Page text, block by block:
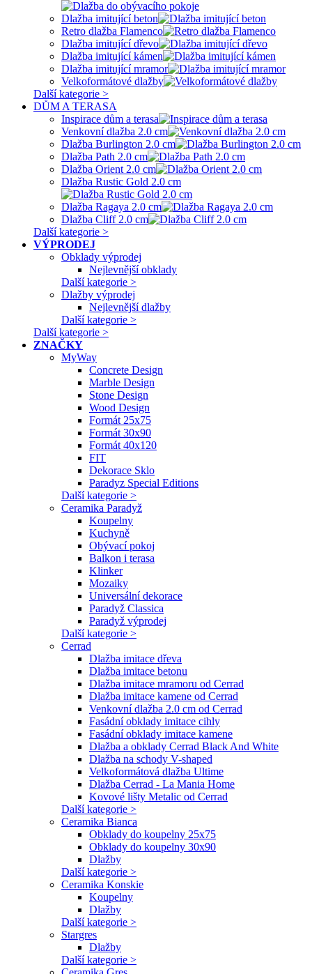
Dlažba imitující beton
Retro dlažba Flamenco
Dlažba imitující dřevo
Dlažba imitující kámen
Dlažba imitující mramor
Velkoformátové dlažby
Další kategorie >
DŮM A TERASA
Inspirace dům a terasa
Venkovní dlažba 2.0 cm
Dlažba Burlington 2.0 cm
Dlažba Path 2.0 cm
Dlažba Orient 2.0 cm
Dlažba Rustic Gold 2.0 cm
Dlažba Ragaya 2.0 cm
Dlažba Cliff 2.0 cm
Další kategorie >
VÝPRODEJ
Obklady výprodej
Nejlevnější obklady
Další kategorie >
Dlažby výprodej
Nejlevnější dlažby
Další kategorie >
Další kategorie >
ZNAČKY
MyWay
Concrete Design
Marble Design
Stone Design
Wood Design
Formát 25x75
Formát 30x90
Formát 40x120
FIT
Dekorace Sklo
Paradyz Special Editions
Další kategorie >
Ceramika Paradyž
Koupelny
Kuchyně
Obývací pokoj
Balkon i terasa
Klinker
Mozaiky
Universální dekorace
Paradyž Classica
Paradyž výprodej
Další kategorie >
Cerrad
Dlažba imitace dřeva
Dlažba imitace betonu
Dlažba imitace mramoru od Cerrad
Dlažba imitace kamene od Cerrad
Venkovní dlažba 2.0 cm od Cerrad
Fasádní obklady imitace cihly
Fasádní obklady imitace kamene
Dlažba a obklady Cerrad Black And White
Dlažba na schody V-shaped
Velkoformátová dlažba Ultime
Dlažba Cerrad - La Mania Home
Kovové lišty Metalic od Cerrad
Další kategorie >
Ceramika Bianca
Obklady do koupelny 25x75
Obklady do koupelny 30x90
Dlažby
Další kategorie >
Ceramika Konskie
Koupelny
Dlažby
Další kategorie >
Stargres
Dlažby
Další kategorie >